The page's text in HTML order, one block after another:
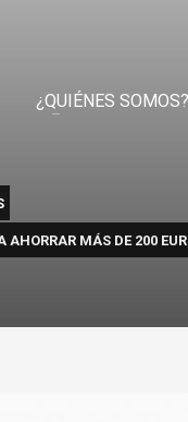
¿QUIÉNES SOMOS?
AHORRAR MÁS DE 200